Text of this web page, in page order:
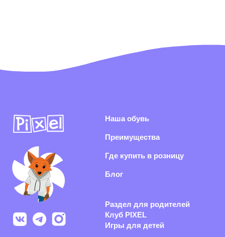
Раздел для родителей
рассылку
Раскрываем секреты производства, показываем концепты
обуви из нового сезона и каждый день делаем рынок
Я согласен(-на) сполитикой конфиденциальности
получение информационной и рекламной рассылки
Подписаться